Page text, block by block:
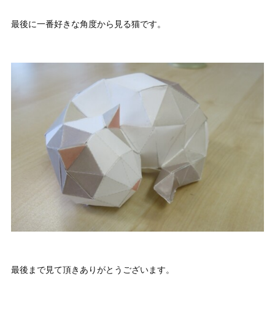
最後に一番好きな角度から見る猫です。
最後まで見て頂きありがとうございます。